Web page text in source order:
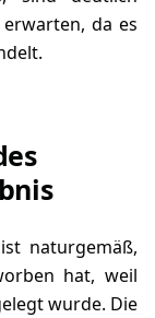
da es
naturgemäß,
hat, weil
wurde. Die